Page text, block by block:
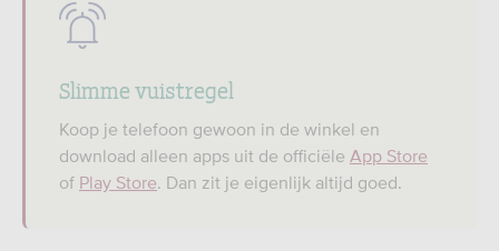
Slimme vuistregel
Koop je telefoon gewoon in de winkel en
download alleen apps uit de officiële App Store
of Play Store. Dan zit je eigenlijk altijd goed.